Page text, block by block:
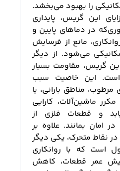
را بهبود می‌بخشد.
این گریس، پایداری
در دماهای پایین و
مانع از فرسایش
می‌شود. از دیگر
گریس، مقاومت بسیار
این خاصیت سبب
مناطق بارانی، یا
ماشین‌آلات، کارایی
و قطعات فلزی از
امان بمانند. علاوه بر
نقاط متحرک، یکی دیگر
است که با روانکاری
عمر قطعات، کاهش